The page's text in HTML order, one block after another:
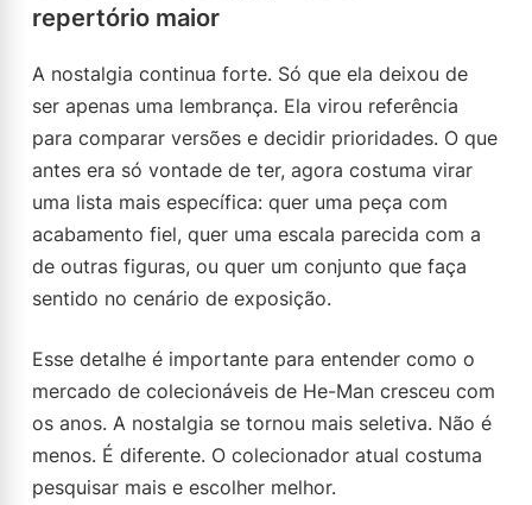
repertório maior
A nostalgia continua forte. Só que ela deixou de
ser apenas uma lembrança. Ela virou referência
para comparar versões e decidir prioridades. O que
antes era só vontade de ter, agora costuma virar
uma lista mais específica: quer uma peça com
acabamento fiel, quer uma escala parecida com a
de outras figuras, ou quer um conjunto que faça
sentido no cenário de exposição.
Esse detalhe é importante para entender como o
mercado de colecionáveis de He-Man cresceu com
os anos. A nostalgia se tornou mais seletiva. Não é
menos. É diferente. O colecionador atual costuma
pesquisar mais e escolher melhor.